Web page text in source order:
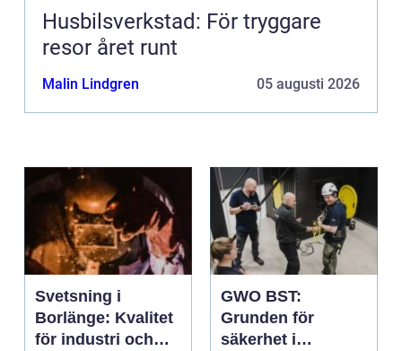
Husbilsverkstad: För tryggare
resor året runt
Malin Lindgren 05 augusti 2026
Svetsning i
Borlänge: Kvalitet
för industri och
GWO BST:
Grunden för
säkerhet i